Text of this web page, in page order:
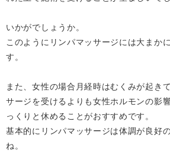
いかがでしょうか。
このようにリンパマッサージには大まか
す。
また、女性の場合月経時はむくみが起き
サージを受けるよりも女性ホルモンの影
っくりと休めることがおすすめです。
基本的にリンパマッサージは体調が良好
ね。